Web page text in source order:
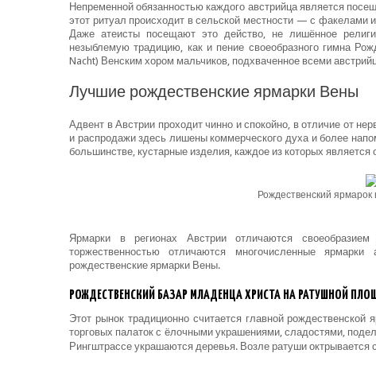
Непременной обязанностью каждого австрийца является
этот ритуал происходит в сельской местности — с факелами
Даже атеисты посещают это действо, не лишённое
незыблемую традицию, как и пение своеобразного гимна
Nacht) Венским хором мальчиков, подхваченное всеми
Лучшие рождественские ярмарки Вены
Адвент в Австрии проходит чинно и спокойно, в отличие от
и распродажи здесь лишены коммерческого духа и более
большинстве, кустарные изделия, каждое из которых
Рождественский
Ярмарки в регионах Австрии отличаются
торжественностью отличаются многочисленные
рождественские ярмарки Вены.
РОЖДЕСТВЕНСКИЙ БАЗАР МЛАДЕНЦА ХРИСТА НА РАТУШНОЙ
Этот рынок традиционно считается главной
торговых палаток с ёлочными украшениями, сладостями,
Рингштрассе украшаются деревья. Возле ратуши